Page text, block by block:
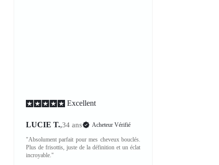
Excellent
LUCIE T.,34 ans Acheteur Vérifié
"Absolument parfait pour mes cheveux bouclés.
Plus de frisottis, juste de la définition et un éclat
incroyable."